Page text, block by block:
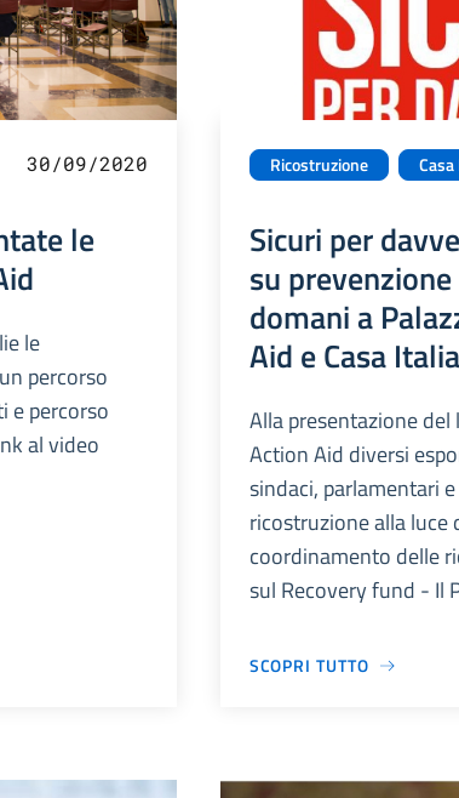
30/09/2020
le
le
percorso
e percorso
al video
Ricostruzione
Sicuri per
su
domani a
Aid e Casa Italia
Alla presentazione
Action Aid diversi
sindaci, parlamentari
ricostruzione alla luce
coordinamento delle
sul Recovery fund - Il
SCOPRI TUTTO